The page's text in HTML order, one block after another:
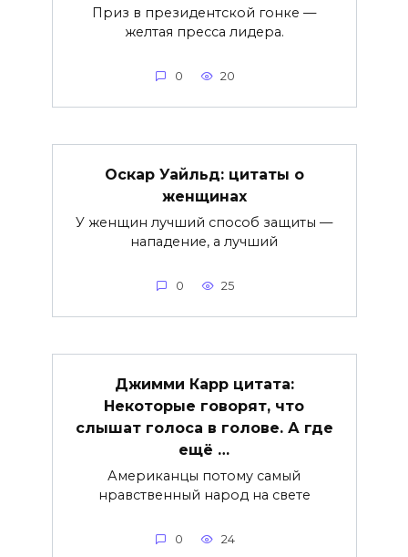
Приз в президентской гонке —
желтая пресса лидера.
0 20
Оскар Уайльд: цитаты о
женщинах
У женщин лучший способ защиты —
нападение, а лучший
0 25
Джимми Карр цитата:
Некоторые говорят, что
слышат голоса в голове. А где
ещё …
Американцы потому самый
нравственный народ на свете
0 24